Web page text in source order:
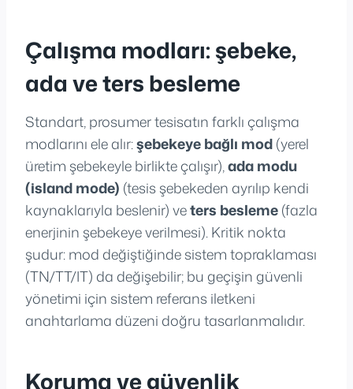
Çalışma modları: şebeke,
ada ve ters besleme
Standart, prosumer tesisatın farklı çalışma
modlarını ele alır:şebekeye bağlı mod(yerel
üretim şebekeyle birlikte çalışır),ada modu
(island mode) (tesis şebekeden ayrılıp kendi
kaynaklarıyla beslenir) veters besleme(fazla
enerjinin şebekeye verilmesi). Kritik nokta
şudur: mod değiştiğinde sistem topraklaması
(TN/TT/IT) da değişebilir; bu geçişin güvenli
yönetimi için sistem referans iletkeni
anahtarlama düzeni doğru tasarlanmalıdır.
Koruma ve güvenlik